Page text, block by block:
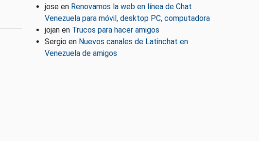
jose en Renovamos la web en línea de Chat
Venezuela para móvil, desktop PC, computadora
jojan en Trucos para hacer amigos
Sergio en Nuevos canales de Latinchat en
Venezuela de amigos